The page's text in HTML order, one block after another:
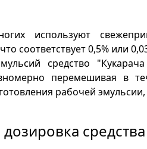
используют
соответствует 0,5% или
средство
перемешивая в
приготовления рабочей